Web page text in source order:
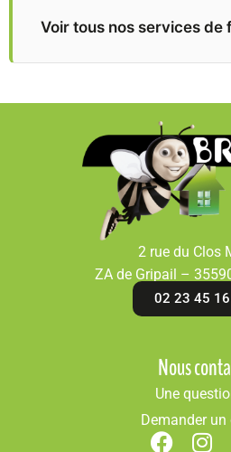
Voir tous nos services de
2 rue du Clos
ZA de Gripail –
02 23 45
Nous
Une
Demander un